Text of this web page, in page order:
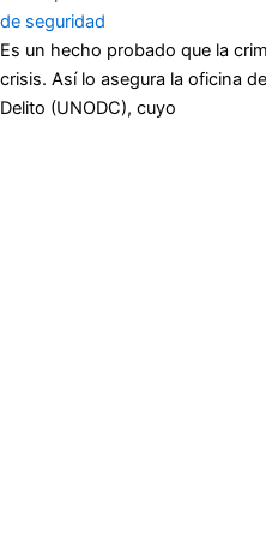
de seguridad
Es un hecho probado que la
crisis. Así lo asegura la oficina
Delito (UNODC), cuyo